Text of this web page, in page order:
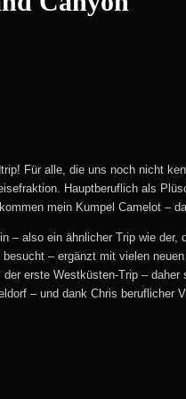
Für alle, die uns noch nicht
Hauptberuflich als
mein Kumpel Camelot –
also ein ähnlicher Trip wie
– ergänzt mit vielen
erste Westküsten-Trip –
– und dank Chris beruflicher